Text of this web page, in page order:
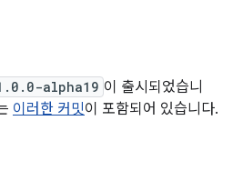
alpha19 이 출시되었습니
이러한 커밋이 포함되어 있습니다.